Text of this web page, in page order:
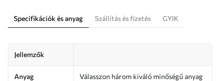
Specifikációk és anyag Szállítás és fizetés GYIK
Jellemzők
Anyag
Válasszon három kiváló minőségű anyag